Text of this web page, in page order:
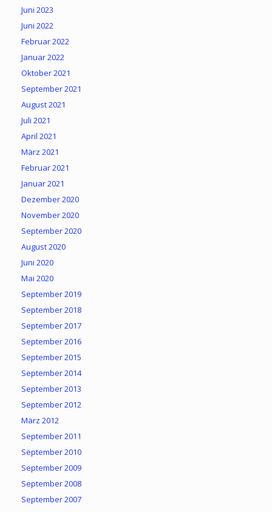
Juni 2023
Juni 2022
Februar 2022
Januar 2022
Oktober 2021
September 2021
August 2021
Juli 2021
April 2021
März 2021
Februar 2021
Januar 2021
Dezember 2020
November 2020
September 2020
August 2020
Juni 2020
Mai 2020
September 2019
September 2018
September 2017
September 2016
September 2015
September 2014
September 2013
September 2012
März 2012
September 2011
September 2010
September 2009
September 2008
September 2007